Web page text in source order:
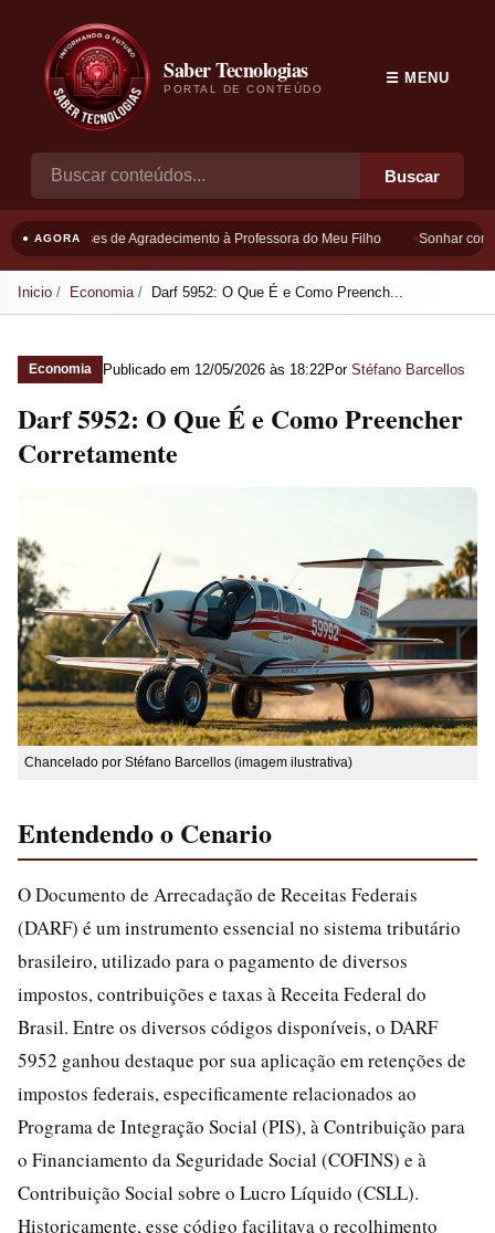
Saber Tecnologias
PORTAL DE CONTEÚDO
Buscar
☰ MENU
● AGORAFrases de Agradecimento à Professora do Meu Filho Sonhar com
Inicio Economia Darf 5952: O Que É e Como Preench...
Economia Publicado em 12/05/2026 às 18:22Por Stéfano Barcellos
Darf 5952: O Que É e Como Preencher
Corretamente
Chancelado por Stéfano Barcellos (imagem ilustrativa)
Entendendo o Cenario
O Documento de Arrecadação de Receitas Federais
(DARF) é um instrumento essencial no sistema tributário
brasileiro, utilizado para o pagamento de diversos
impostos, contribuições e taxas à Receita Federal do
Brasil. Entre os diversos códigos disponíveis, o DARF
5952 ganhou destaque por sua aplicação em retenções de
impostos federais, especificamente relacionados ao
Programa de Integração Social (PIS), à Contribuição para
o Financiamento da Seguridade Social (COFINS) e à
Contribuição Social sobre o Lucro Líquido (CSLL).
Historicamente, esse código facilitava o recolhimento